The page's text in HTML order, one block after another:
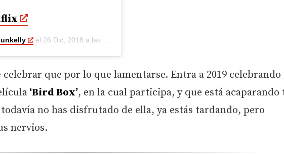
el 26 Dic, 2018 a las 6:11 PST
celebrar que por lo que lamentarse. Entra a 2019 celebrando
‘Bird Box’, en la cual participa, y que está acaparando
todavía no has disfrutado de ella, ya estás tardando, pero
nervios.